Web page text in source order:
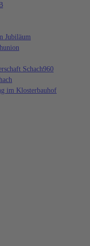
Jubiläum
Schach960
im Klosterbauhof